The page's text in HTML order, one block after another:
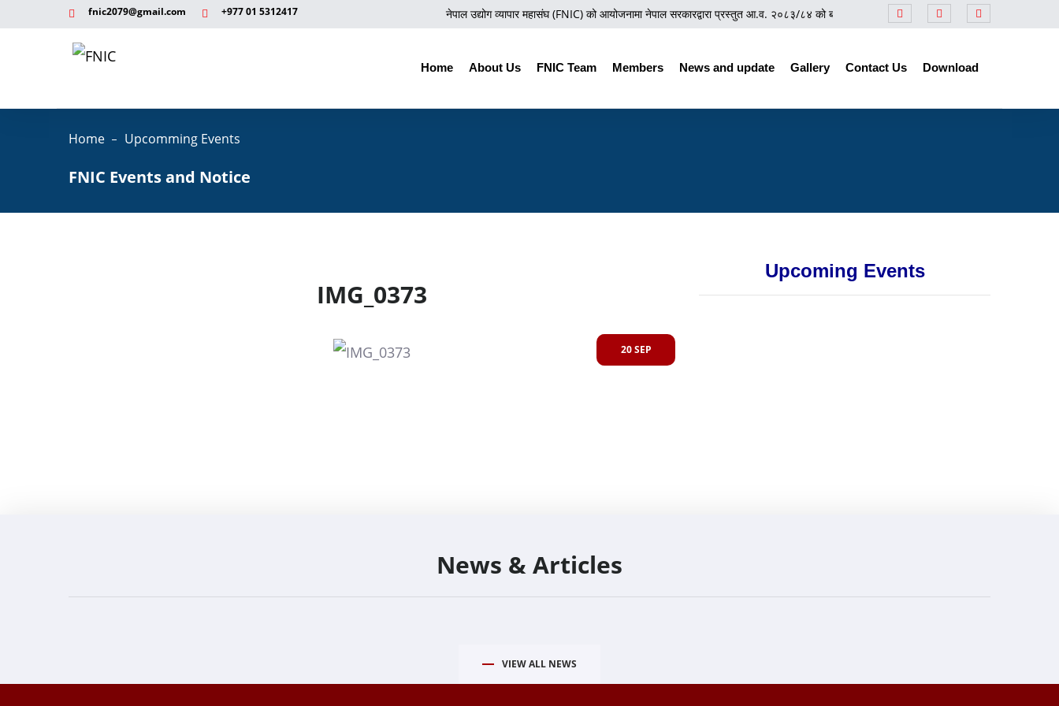
fnic2079@gmail.com +977 ‭01 5312417 नेपाल उद्योग व्यापार महासंघ (FNIC) को आयोजनामा नेपाल सरकारद्वारा प्रस्तुत आ.व. २०८३/८४ को बजेटसम्बन्धी समीक्षा कार्यक्रम || प्रेस नोट
Home About Us FNIC Team Members News and update Gallery Contact Us Download
Home Upcomming Events
FNIC Events and Notice
IMG_0373
20 SEP
Upcoming Events
News & Articles
VIEW ALL NEWS